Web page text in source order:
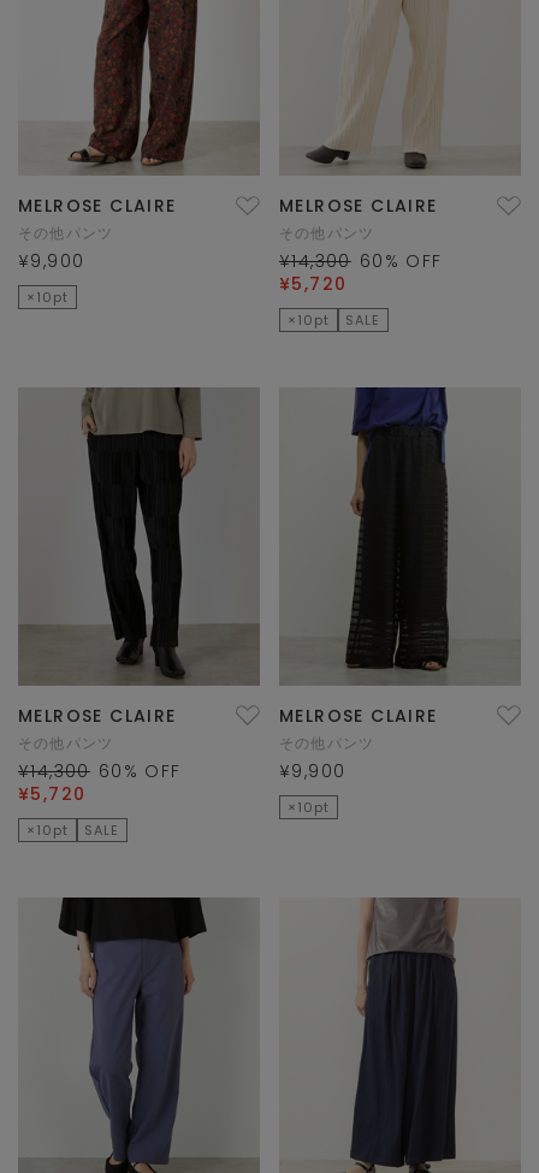
MELROSE CLAIRE
その他パンツ
¥9,900
×10pt
MELROSE CLAIRE
その他パンツ
¥14,300 60 % OFF
¥5,720
×10pt SALE
MELROSE CLAIRE
その他パンツ
¥14,300 60 % OFF
¥5,720
×10pt SALE
MELROSE CLAIRE
その他パンツ
¥9,900
×10pt